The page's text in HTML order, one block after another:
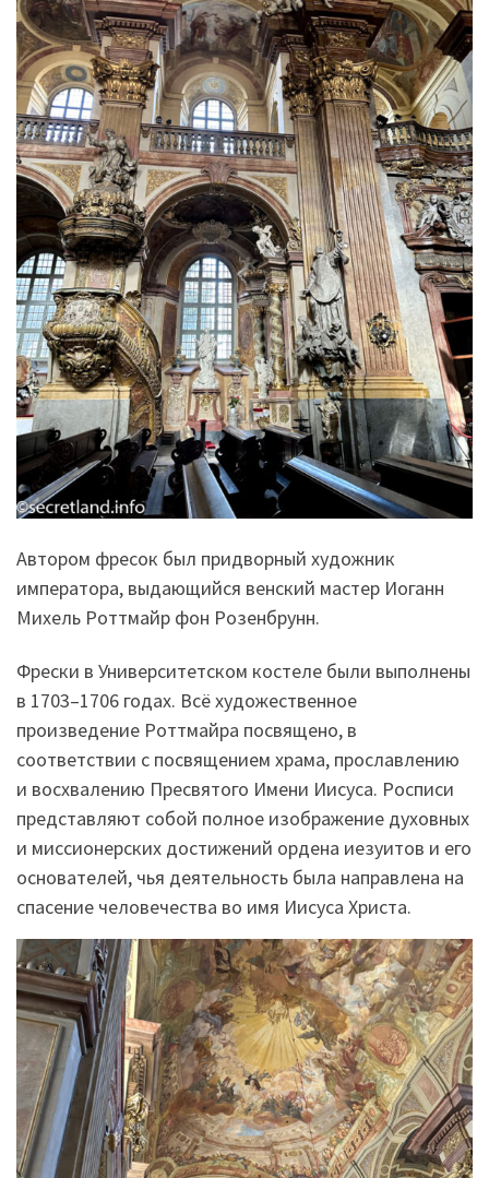
Автором фресок был придворный художник
императора, выдающийся венский мастер Иоганн
Михель Роттмайр фон Розенбрунн.
Фрески в Университетском костеле были выполнены
в 1703–1706 годах. Всё художественное
произведение Роттмайра посвящено, в
соответствии с посвящением храма, прославлению
и восхвалению Пресвятого Имени Иисуса. Росписи
представляют собой полное изображение духовных
и миссионерских достижений ордена иезуитов и его
основателей, чья деятельность была направлена на
спасение человечества во имя Иисуса Христа.